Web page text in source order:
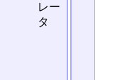
レー
タ